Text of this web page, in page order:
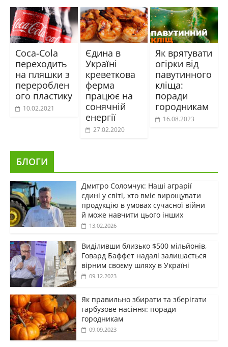
Coca-Cola
переходить
на пляшки з
перероблен
ого пластику
10.02.2021
Єдина в
Україні
креветкова
ферма
працює на
сонячній
енергії
27.02.2020
Як врятувати
огірки від
павутинного
кліща:
поради
городникам
16.08.2023
БЛОГИ
Дмитро Соломчук: Наші аграрії
єдині у світі, хто вміє вирощувати
продукцію в умовах сучасної війни
й може навчити цього інших
13.02.2026
Виділивши близько $500 мільйонів,
Говард Баффет надалі залишається
вірним своєму шляху в Україні
09.12.2023
Як правильно збирати та зберігати
гарбузове насіння: поради
городникам
09.09.2023